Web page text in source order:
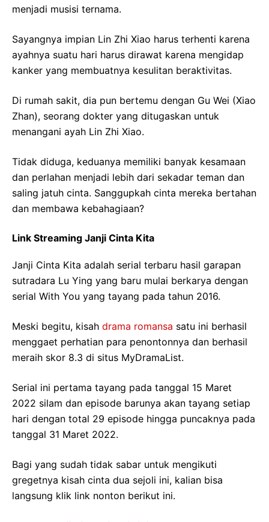
menjadi musisi ternama.
Sayangnya impian Lin Zhi Xiao harus terhenti karena
ayahnya suatu hari harus dirawat karena mengidap
kanker yang membuatnya kesulitan beraktivitas.
Di rumah sakit, dia pun bertemu dengan Gu Wei (Xiao
Zhan), seorang dokter yang ditugaskan untuk
menangani ayah Lin Zhi Xiao.
Tidak diduga, keduanya memiliki banyak kesamaan
dan perlahan menjadi lebih dari sekadar teman dan
saling jatuh cinta. Sanggupkah cinta mereka bertahan
dan membawa kebahagiaan?
Link Streaming Janji Cinta Kita
Janji Cinta Kita adalah serial terbaru hasil garapan
sutradara Lu Ying yang baru mulai berkarya dengan
serial With You yang tayang pada tahun 2016.
Meski begitu, kisah drama romansa satu ini berhasil
menggaet perhatian para penontonnya dan berhasil
meraih skor 8.3 di situs MyDramaList.
Serial ini pertama tayang pada tanggal 15 Maret
2022 silam dan episode barunya akan tayang setiap
hari dengan total 29 episode hingga puncaknya pada
tanggal 31 Maret 2022.
Bagi yang sudah tidak sabar untuk mengikuti
gregetnya kisah cinta dua sejoli ini, kalian bisa
langsung klik link nonton berikut ini.